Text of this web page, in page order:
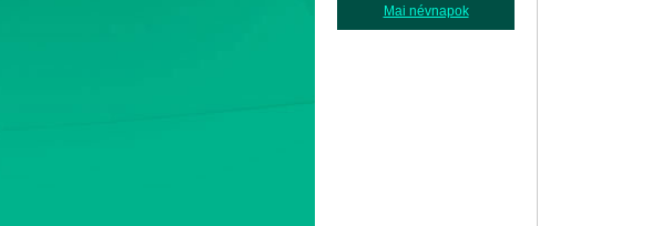
Mai névnapok